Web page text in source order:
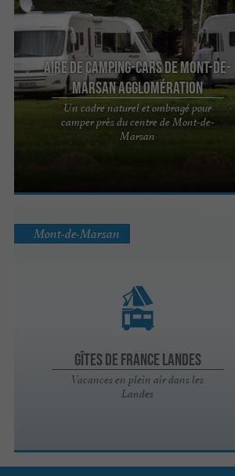
Aire de camping-cars de Mont-de-
Marsan Agglomération
Un cadre naturel et ombragé pour
camper près du centre de Mont-de-
Marsan
Située à proximité du centre-ville de Mont-de-
Marsan et desservie par le réseau TMA, l'aire de
Gîtes de France Landes
Vacances en plein air dans les
Landes
Mont-de-Marsan